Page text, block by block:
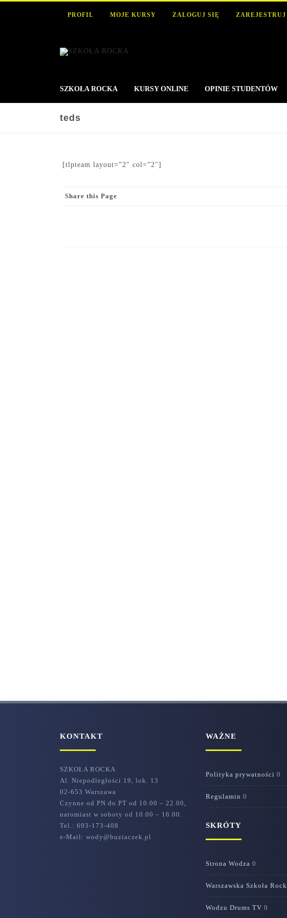
PROFIL MOJE KURSY ZALOGUJ SIĘ
SZKOŁA ROCKA KURSY ONLINE OPINIE STUDENTÓW
teds
[tlpteam layout=”2″ col=”2″]
Share this Page
KONTAKT
SZKOŁA ROCKA
Al. Niepodległości 19, lok. 13
02-653 Warszawa
Czynne od PN do PT od 10.00 – 22.00,
natomiast w soboty od 10.00 – 16.00.
Tel.: 693-173-408
e-Mail: wody@buziaczek.pl
WAŻNE
Polityka prywatności 0
Regulamin 0
SKRÓTY
Strona Wodza 0
Warszawska Szkoła
Wodzu Drums TV 0